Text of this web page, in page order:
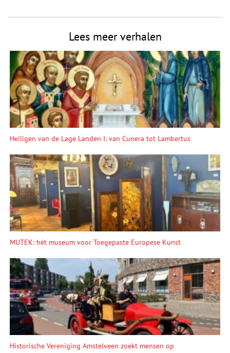
Lees meer verhalen
Heiligen van de Lage Landen I: van Cunera tot Lambertus
MUTEK: hét museum voor Toegepaste Europese Kunst
Historische Vereniging Amstelveen zoekt mensen op